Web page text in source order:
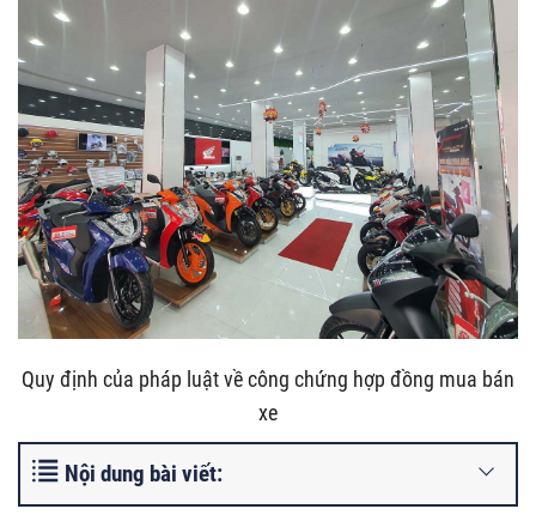
Quy định của pháp luật về công chứng hợp đồng mua bán
xe
Nội dung bài viết: